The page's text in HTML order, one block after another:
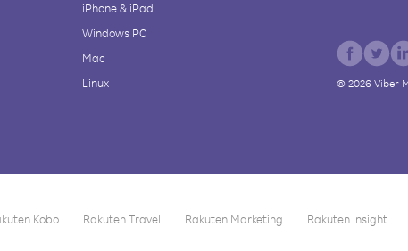
iPhone & iPad
Windows PC
Mac
Linux
© 2026 Viber
Kobo Rakuten Travel Rakuten Marketing Rakuten Insight